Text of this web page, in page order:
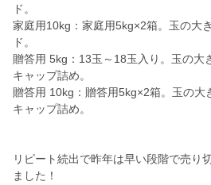
ド。
家庭用10kg：家庭用5kg×2箱。玉の大
ド。
贈答用 5kg：13玉～18玉入り。玉の大
キャップ詰め。
贈答用 10kg：贈答用5kg×2箱。玉の大
キャップ詰め。
リピート続出で昨年は早い段階で売り
ました！